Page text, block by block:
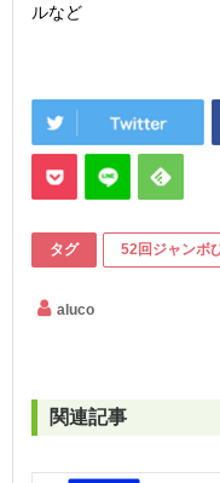
ルなど
タグ 52回ジャンボ
aluco
関連記事